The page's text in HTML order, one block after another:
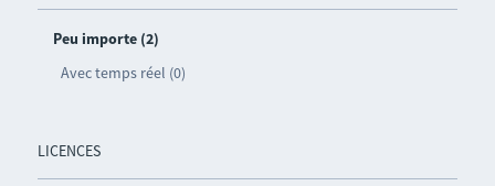
Peu importe (2)
Avec temps réel (0)
LICENCES